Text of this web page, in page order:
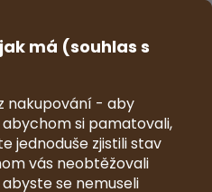
má (souhlas s
nakupování - aby
si pamatovali,
jednoduše zjistili stav
vás neobtěžovali
se nemuseli
vozu Black